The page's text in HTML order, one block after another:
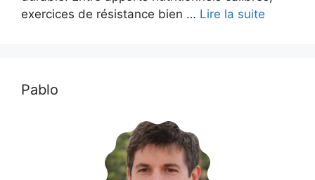
exercices de résistance bien … Lire la suite
Pablo